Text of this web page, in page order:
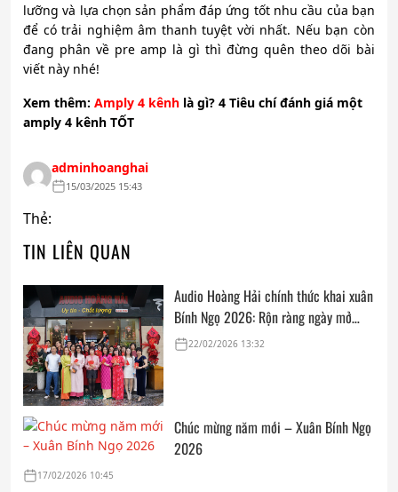
lưỡng và lựa chọn sản phẩm đáp ứng tốt nhu cầu của bạn
để có trải nghiệm âm thanh tuyệt vời nhất. Nếu bạn còn
đang phân về pre amp là gì thì đừng quên theo dõi bài
viết này nhé!
Xem thêm: Amply 4 kênh là gì? 4 Tiêu chí đánh giá một
amply 4 kênh TỐT
adminhoanghai
15/03/2025 15:43
Thẻ:
TIN LIÊN QUAN
Audio Hoàng Hải chính thức khai xuân
Bính Ngọ 2026: Rộn ràng ngày mở
cửa, trọn vẹn lời chúc đầu năm
22/02/2026 13:32
Chúc mừng năm mới – Xuân Bính Ngọ
2026
17/02/2026 10:45